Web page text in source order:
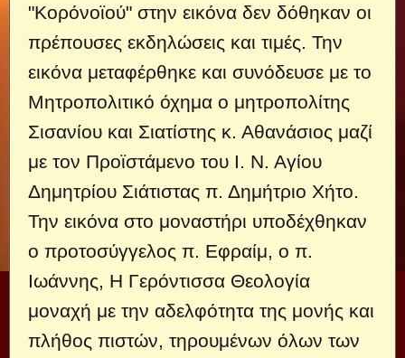
"Κορόνοϊού" στην εικόνα δεν δόθηκαν οι
πρέπουσες εκδηλώσεις και τιμές. Την
εικόνα μεταφέρθηκε και συνόδευσε με το
Μητροπολιτικό όχημα ο μητροπολίτης
Σισανίου και Σιατίστης κ. Αθανάσιος μαζί
με τον Προϊστάμενο του Ι. Ν. Αγίου
Δημητρίου Σιάτιστας π. Δημήτριο Χήτο.
Την εικόνα στο μοναστήρι υποδέχθηκαν
ο προτοσύγγελος π. Εφραίμ, ο π.
Ιωάννης, Η Γερόντισσα Θεολογία
μοναχή με την αδελφότητα της μονής και
πλήθος πιστών, τηρουμένων όλων των